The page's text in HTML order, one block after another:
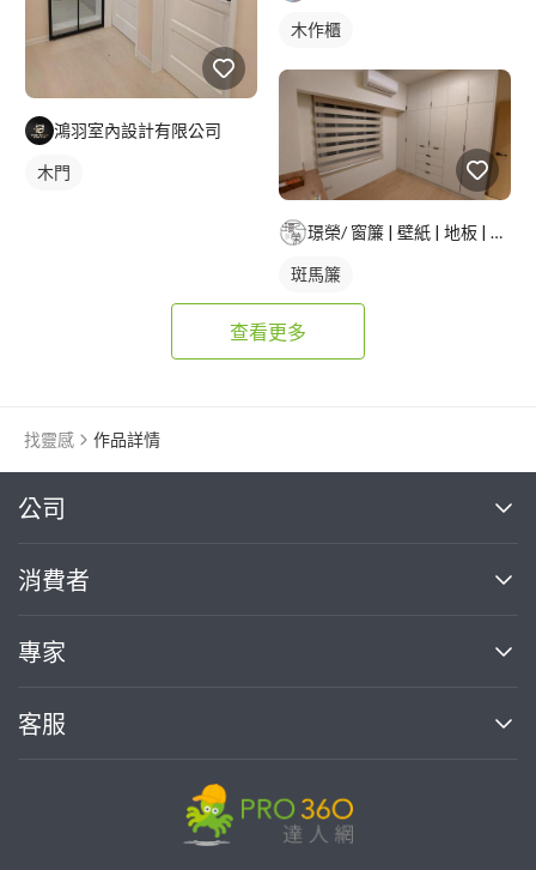
鴻羽室內設計有限公司
木門
木作櫃
璟榮/ 窗簾 | 壁紙 | 地板 | 建築貼膜 |
斑馬簾
查看更多
找靈感 作品詳情
公司
關於我們
部落格
加入我們
消費者
買服務
熱門服務
專家
案件中心
客服
繼續完成